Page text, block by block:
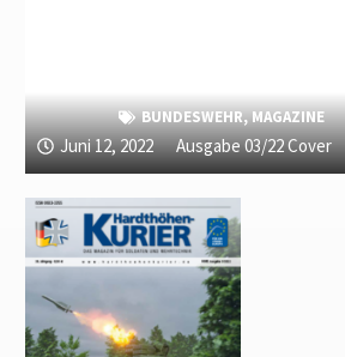
BUNDESWEHR,MAGAZINE
Juni 12, 2022 Ausgabe 03/22 Cover